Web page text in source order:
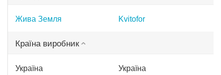
Жива Земля Kvitofor
Країна виробник
Україна Україна